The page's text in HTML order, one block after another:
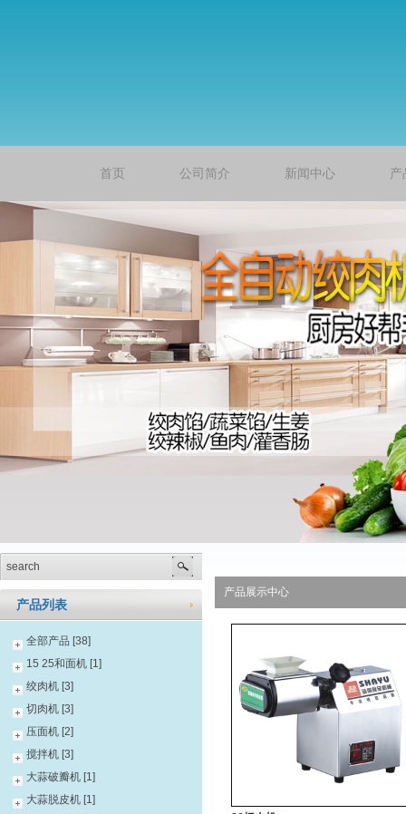
首页 公司简介 新闻中心 产
产品列表
全部产品 [38]
15 25和面机 [1]
绞肉机 [3]
切肉机 [3]
压面机 [2]
搅拌机 [3]
大蒜破瓣机 [1]
大蒜脱皮机 [1]
产品展示中心